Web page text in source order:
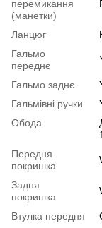
перемикання
(манетки)
Ланцюг
Гальмо
переднє
Гальмо заднє
Гальмівні ручки
Обода
Передня
покришка
Задня
покришка
Втулка передня